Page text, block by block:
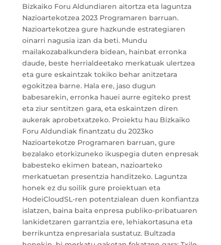
Bizkaiko Foru Aldundiaren aitortza eta laguntza
Nazioartekotzea 2023 Programaren barruan.
Nazioartekotzea gure hazkunde estrategiaren
oinarri nagusia izan da beti. Mundu
mailakozabalkundera bidean, hainbat erronka
daude, beste herrialdeetako merkatuak ulertzea
eta gure eskaintzak tokiko behar anitzetara
egokitzea barne. Hala ere, jaso dugun
babesarekin, erronka hauei aurre egiteko prest
eta ziur sentitzen gara, eta eskaintzen diren
aukerak aprobetxatzeko. Proiektu hau Bizkaiko
Foru Aldundiak finantzatu du 2023ko
Nazioartekotze Programaren barruan, gure
bezalako etorkizuneko ikuspegia duten enpresak
babesteko ekimen batean, nazioarteko
merkatuetan presentzia handitzeko. Laguntza
honek ez du soilik gure proiektuan eta
HodeiCloudSL-ren potentzialean duen konfiantza
islatzen, baina baita enpresa publiko-pribatuaren
lankidetzaren garrantzia ere, lehiakortasuna eta
berrikuntza enpresariala sustatuz. Bultzada